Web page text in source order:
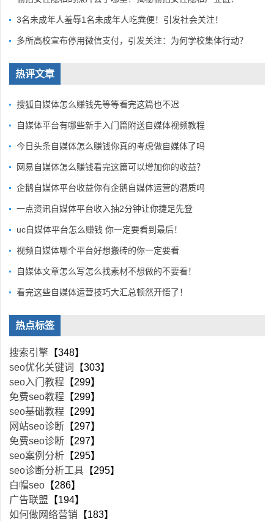
3名未成年人羞辱1名未成年人吃粪便！引发社会关注！
多所高校宣布停用微信支付，引发关注：为何学校集体行动？
热评文章
搜狐自媒体怎么赚钱先等等看完这篇也不迟
自媒体平台有哪些新手入门篇附送自媒体视频教程
今日头条自媒体怎么赚钱你真的考虑做自媒体了吗
网易自媒体怎么赚钱看完这篇可以增加你的收益？
企鹅自媒体平台收益你有企鹅自媒体运营的潜质吗
一点资讯自媒体平台收入抽2分钟让你捷足先登
uc自媒体平台怎么赚钱 你一定要看到最后！
视频自媒体哪个平台好想搬砖的你一定要看
自媒体文章怎么写怎么找素材不想做的不要看！
看完这些自媒体运营技巧大汇总顿然开悟了！
热点标签
搜索引擎 【348】
seo优化关键词
【303】
seo入门教程 【299】
免费seo教程 【299】
seo基础教程 【299】
网站seo诊断 【297】
免费seo诊断 【297】
seo案例分析 【295】
seo诊断分析工具 【295】
白帽seo 【286】
广告联盟 【194】
如何做网络营销 【183】